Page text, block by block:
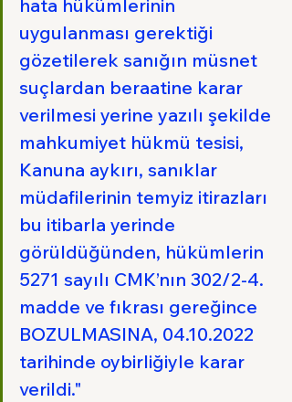
hata hükümlerinin
uygulanması gerektiği
gözetilerek sanığın müsnet
suçlardan beraatine karar
verilmesi yerine yazılı şekilde
mahkumiyet hükmü tesisi,
Kanuna aykırı, sanıklar
müdafilerinin temyiz itirazları
bu itibarla yerinde
görüldüğünden, hükümlerin
5271 sayılı CMK’nın 302/2-4.
madde ve fıkrası gereğince
BOZULMASINA, 04.10.2022
tarihinde oybirliğiyle karar
verildi."